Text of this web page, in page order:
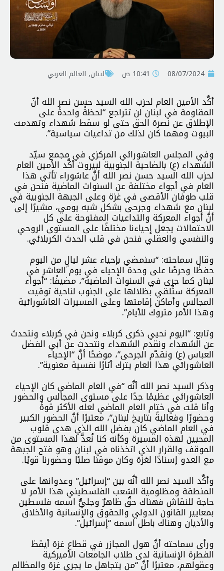
08/07/2024 10:41 ص لبنان, العالم العربي
أكَّد الأمين العام لحزب الله السيد حسن نصر الله أنّ
المقاومة في لبنان لن تتراجع “لحظةً واحدةً على
الإطلاق عن نصرة الحق حتى لو سقط شهداء وتهدمت
البيوت ومهما كان لذلك من تداعيات سياسية”.
وفي المجلس العاشورائي المركزي في مجمع سيّد
الشهداء (ع) بالضاحية الجنوبية لبيروت أكَّد الأمين العام
لحزب الله السيد حسن نصر الله أنَّ عاشوراء تأتي هذا
العام في أجواء مختلفة عن السنوات الماضية فنحن في
قلب طوفان الأقصى في غزة وعلى الجبهة الجنوبية في
لبنان مع شهداء وجرحى بشكل شبه يومي، مشيرًا إلى
أنَّ أجواء المعركة والتداعيات المفتوحة على كل
الاحتمالات يجعل إحياءنا مختلفًا على المستوى الروحي
والنفسي والعقلي فنحن في قلب الحدث الكربلائي.
وقال سماحته: “سنمضي بإحياء عشر ليالٍ من اليوم
حفظًا وحرصًا على وحدة الإحياء في يوم العاشر في
لبنان كما جرى في السنوات الماضية”، مضيفًا: “أجواء
المعركة ستُلقي بظلالها على الجنوب لناحية توقيت
المجالس وأماكن إقامتها وعلى المسيرات العاشورائية
وهذا الأمر متروك للأيام”.
وتابع: “اليوم نحيي ذكرى كربلاء ونحن في كربلاء ونتحدث
عن الشهداء ونقدم الشهداء ونتحدث عن أبي الفضل
العباس (ع) ونقدّم الجرحى”، موضحًا أنَّ “الإحياء
العاشورائي هذا العام يترك أثارًا نفسية معنوية”.
وذكر السيد نصر الله أنَّه “في العام الماضي كان الإحياء
العاشورائي عظيمًا جدًا على مستوى المجالس والحضور
وأنا قلت في ختام العام الماضي لعله الأكثر قوةً
وحضورًا وفعاليةً بتاريخ لبنان”، معتبرًا أنَّ الحضور الكبير
في العام الماضي كان بفضل الله الذي هدى قلوب
المحبين لهذه المسيرة وكأنه كنا نُعدًّ لهذا المستوى من
الموقف والقرار الذي اتخذناه في لبنان وهو فتح الجبهة
مع العدو إسنادًا لغزة وكان موقنا صلبًا وحضورنا قويًا.
وأكَّد السيد نصر الله أنَّه بين “إسرائيل” وعدوانها على
المنطقة ومظلومية الشعب الفلسطيني هذا الأمر لا
حاجة للنقاش فهناك حقٌ ظاهرٌ وجليٌّ اسمه فلسطين
بمعايير القانون الدولي والحقوق والإنسانية والأخلاق
والأديان وهناك باطل اسمه “إسرائيل”.
ورأى سماحته أنَّ هول المجازر في قطاع غزة أيقظ
الفطرة الإنسانية لدى طلاب الجامعات الأميركية
وعقولهم، معتبرًا أنَّ “من يتجاهل ما يجري غزة والمظالم